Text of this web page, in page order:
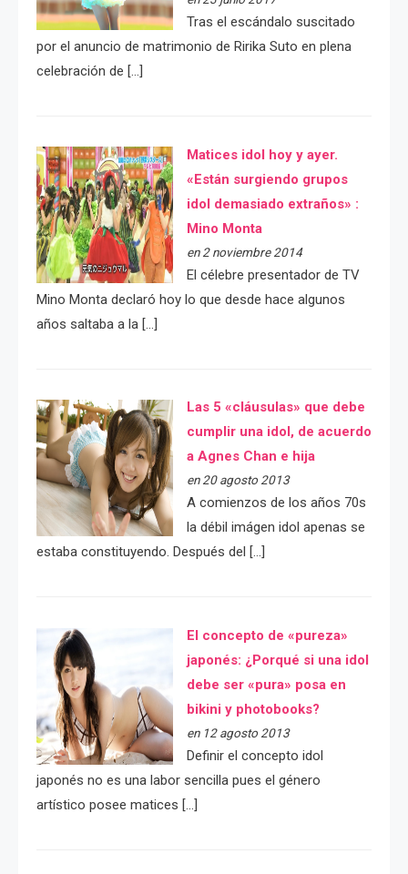
Tras el escándalo suscitado
por el anuncio de matrimonio de Ririka Suto en plena
celebración de […]
Matices idol hoy y ayer.
«Están surgiendo grupos
idol demasiado extraños» :
Mino Monta
en 2 noviembre 2014
El célebre presentador de TV
Mino Monta declaró hoy lo que desde hace algunos
años saltaba a la […]
Las 5 «cláusulas» que debe
cumplir una idol, de acuerdo
a Agnes Chan e hija
en 20 agosto 2013
A comienzos de los años 70s
la débil imágen idol apenas se
estaba constituyendo. Después del […]
El concepto de «pureza»
japonés: ¿Porqué si una idol
debe ser «pura» posa en
bikini y photobooks?
en 12 agosto 2013
Definir el concepto idol
japonés no es una labor sencilla pues el género
artístico posee matices […]